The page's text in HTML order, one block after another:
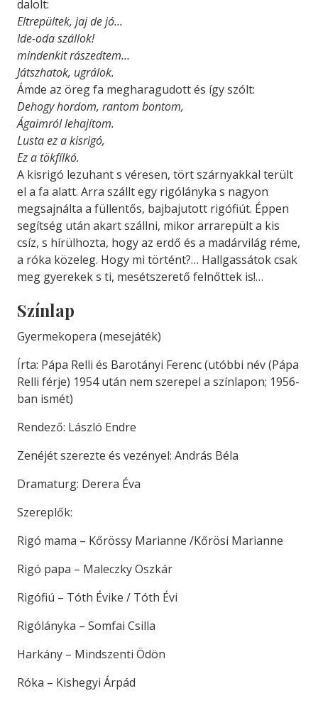
dalolt:
Eltrepültek, jaj de jó…
Ide-oda szállok!
mindenkit rászedtem…
Játszhatok, ugrálok.
Ámde az öreg fa megharagudott és így szólt:
Dehogy hordom, rantom bontom,
Ágaimról lehajítom.
Lusta ez a kisrigó,
Ez a tökfílkó.
A kisrigó lezuhant s véresen, tört szárnyakkal terült
el a fa alatt. Arra szállt egy rigólányka s nagyon
megsajnálta a füllentős, bajbajutott rigófiút. Éppen
segítség után akart szállni, mikor arrarepült a kis
csíz, s hírülhozta, hogy az erdő és a madárvilág réme,
a róka közeleg. Hogy mi történt?… Hallgassátok csak
meg gyerekek s ti, mesétszerető felnőttek is!…
Színlap
Gyermekopera (mesejáték)
Írta: Pápa Relli és Barotányi Ferenc (utóbbi név (Pápa
Relli férje) 1954 után nem szerepel a színlapon; 1956-
ban ismét)
Rendező: László Endre
Zenéjét szerezte és vezényel: András Béla
Dramaturg: Derera Éva
Szereplők:
Rigó mama – Kőrössy Marianne /Kőrösi Marianne
Rigó papa – Maleczky Oszkár
Rigófiú – Tóth Évike / Tóth Évi
Rigólányka – Somfai Csilla
Harkány – Mindszenti Ödön
Róka – Kishegyi Árpád